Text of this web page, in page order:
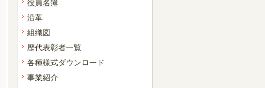
役員名簿
沿革
組織図
歴代表彰者一覧
各種様式ダウンロード
事業紹介